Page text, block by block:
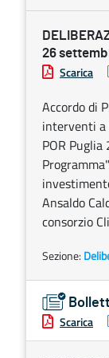
26
Scarica
Accordo di
interventi a
POR
Ansaldo
consorzio
Sezione:
Scarica